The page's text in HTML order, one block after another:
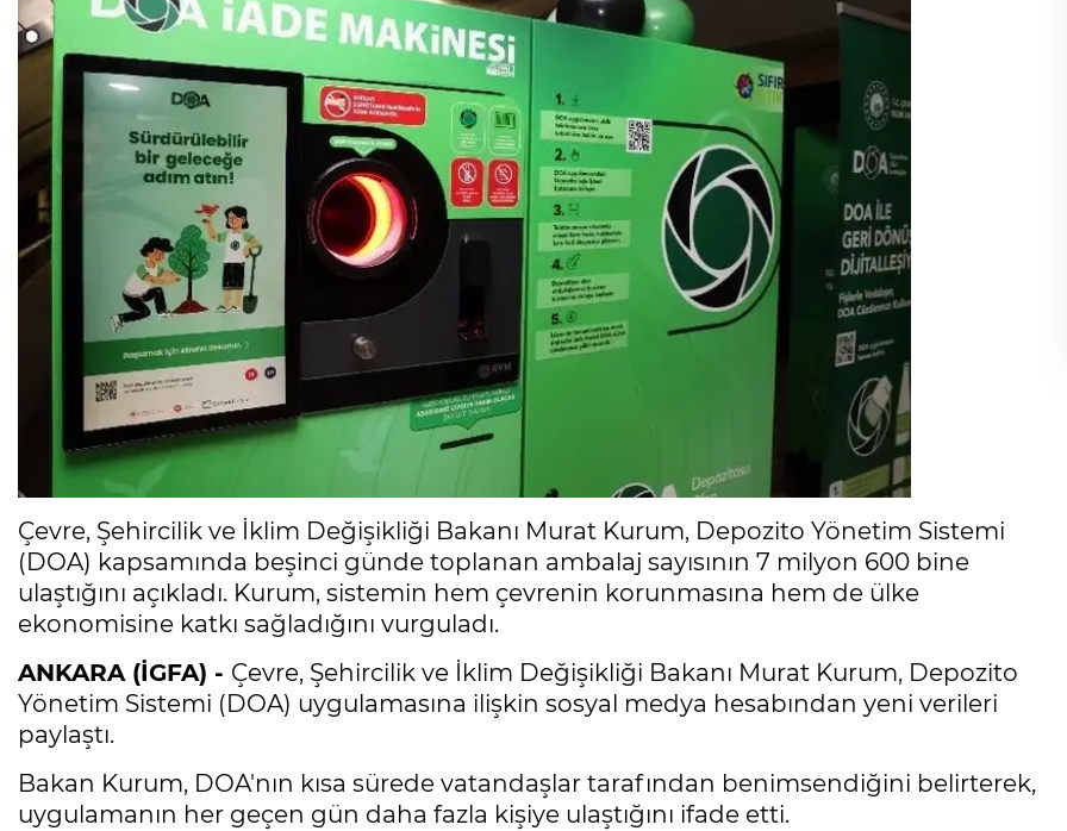
Çevre, Şehircilik ve İklim Değişikliği Bakanı Murat Kurum, Depozito Yönetim Sistemi
(DOA) kapsamında beşinci günde toplanan ambalaj sayısının 7 milyon 600 bine
ulaştığını açıkladı. Kurum, sistemin hem çevrenin korunmasına hem de ülke
ekonomisine katkı sağladığını vurguladı.
ANKARA (İGFA) - Çevre, Şehircilik ve İklim Değişikliği Bakanı Murat Kurum, Depozito
Yönetim Sistemi (DOA) uygulamasına ilişkin sosyal medya hesabından yeni verileri
paylaştı.
Bakan Kurum, DOA'nın kısa sürede vatandaşlar tarafından benimsendiğini belirterek,
uygulamanın her geçen gün daha fazla kişiye ulaştığını ifade etti.